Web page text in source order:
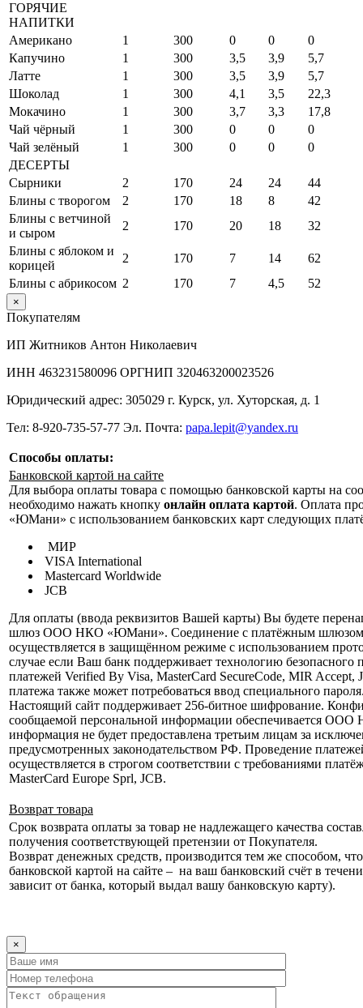
ГОРЯЧИЕ
НАПИТКИ
Американо
1 300 0 0
0
Капучино
1 300 3,5 3,9
5,7
Латте
1 300 3,5 3,9
5,7
Шоколад
1 300 4,1 3,5
22,3
Мокачино
1 300 3,7 3,3
17,8
Чай чёрный
1 300 0 0
0
Чай зелёный
1 300 0 0
0
ДЕСЕРТЫ
Сырники
2 170 24 24
44
Блины с творогом
2 170 18 8
42
Блины с ветчиной
и сыром
2 170 20 18
32
Блины с яблоком и
корицей
2 170 7 14
62
Блины с абрикосом 2 170 7 4,5 52
×
Покупателям
ИП Житников Антон Николаевич
ИНН 463231580096 ОРГНИП 320463200023526
Юридический адрес: 305029 г. Курск, ул. Хуторская, д. 1
Тел: 8-920-735-57-77 Эл. Почта: papa.lepit@yandex.ru
Способы оплаты:
Банковской картой на сайте
Для выбора оплаты товара с помощью банковской карты на
необходимо нажать кнопку онлайн оплата картой. Оплата
«ЮМани» с использованием банковских карт следующих
МИР
VISA International
Mastercard Worldwide
JCB
Для оплаты (ввода реквизитов Вашей карты) Вы будете
шлюз ООО НКО «ЮМани». Соединение с платёжным шлюзом
осуществляется в защищённом режиме с использованием
случае если Ваш банк поддерживает технологию безопасного
платежей Verified By Visa, MasterCard SecureCode, MIR Accept,
платежа также может потребоваться ввод специального
Настоящий сайт поддерживает 256-битное шифрование.
сообщаемой персональной информации обеспечивается
информация не будет предоставлена третьим лицам за
предусмотренных законодательством РФ. Проведение
осуществляется в строгом соответствии с требованиями
MasterCard Europe Sprl, JCB.
Возврат товара
Срок возврата оплаты за товар не надлежащего качества
получения соответствующей претензии от Покупателя.
Возврат денежных средств, производится тем же способом,
банковской картой на сайте – на ваш банковский счёт в
зависит от банка, который выдал вашу банковскую карту).
×